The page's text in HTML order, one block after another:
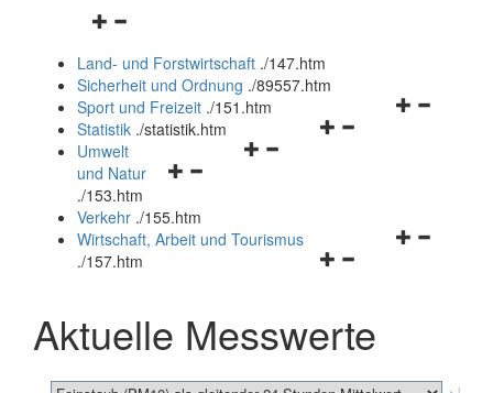
Navigationsmenü
und
schließen
Land- und Forstwirtschaft ./147.htm
Sicherheit und Ordnung ./89557.htm
Navigationsmenü
Sport und Freizeit ./151.htm
Navigationsmenü
Statistik ./statistik.htm
Navigationsmenü
und
schließen
Umwelt
und Natur
./153.htm
Verkehr ./155.htm
Navigationsmenü
schließen
Wirtschaft, Arbeit und Tourismus
./157.htm
Aktuelle Messwerte